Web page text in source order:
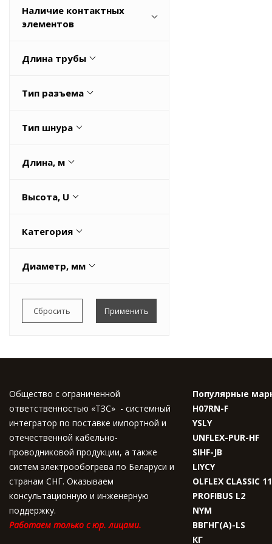
225
Весь список
Наличие контактных
элементов
Длина трубы
Тип разъема
Тип шнура
Длина, м
Весь список
Высота, U
0,798
Весь список
Категория
Диаметр, мм
0,0047
Общество с ограниченной
ответственностью «ТЗС» - системный
интегратор по поставке импортной и
отечественной кабельно-
проводниковой продукции, а также
систем электрообогрева по Беларуси и
странам СНГ. Оказываем
консультационную и инженерную
поддержку.
Работаем только с юр. лицами.
Популярные
H07RN-F
YSLY
UNFLEX-PUR-HF
SIHF-JB
LIYCY
OLFLEX CLASSIC
PROFIBUS L2
NYM
ВВГНГ(A)-LS
КГ